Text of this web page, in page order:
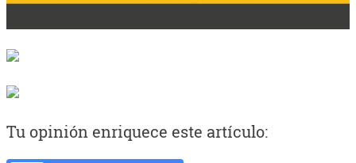
Tu opinión enriquece este artículo: